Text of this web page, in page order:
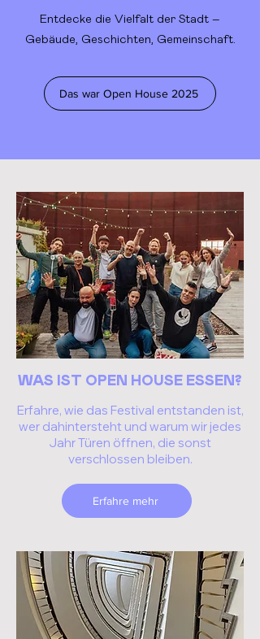
Entdecke die Vielfalt der Stadt –
Gebäude, Geschichten, Gemeinschaft.
Das war Open House 2025
WAS IST OPEN HOUSE ESSEN?
Erfahre, wie das Festival entstanden ist,
wer dahintersteht und warum wir jedes
Jahr Türen öffnen, die sonst
verschlossen bleiben.
Erfahre mehr